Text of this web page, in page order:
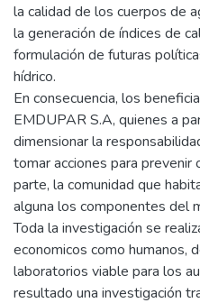
la calidad de los cuerpos de
la generación de índices de
formulación de futuras
hídrico.
En consecuencia, los
EMDUPAR S.A, quienes a
dimensionar la
tomar acciones para
parte, la comunidad que
alguna los componentes del
Toda la investigación se
economicos como humanos,
laboratorios viable para los
resultado una investigación